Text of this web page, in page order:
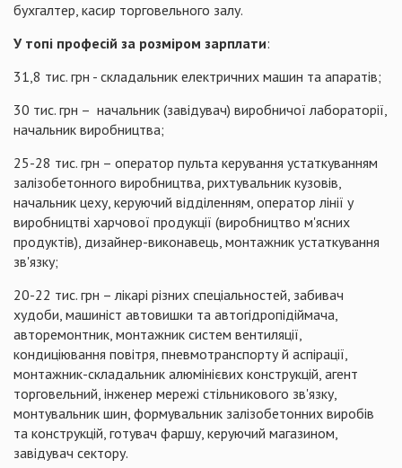
бухгалтер, касир торговельного залу.
У топі професій за розміром зарплати:
31,8 тис. грн - складальник електричних машин та апаратів;
30 тис. грн – начальник (завідувач) виробничої лабораторії,
начальник виробництва;
25-28 тис. грн – оператор пульта керування устаткуванням
залізобетонного виробництва, рихтувальник кузовів,
начальник цеху, керуючий відділенням, оператор лінії у
виробництві харчової продукції (виробництво м'ясних
продуктів), дизайнер-виконавець, монтажник устаткування
зв'язку;
20-22 тис. грн – лікарі різних спеціальностей, забивач
худоби, машиніст автовишки та автогідропідіймача,
авторемонтник, монтажник систем вентиляції,
кондиціювання повітря, пневмотранспорту й аспірації,
монтажник-складальник алюмінієвих конструкцій, агент
торговельний, інженер мережі стільникового зв'язку,
монтувальник шин, формувальник залізобетонних виробів
та конструкцій, готувач фаршу, керуючий магазином,
завідувач сектору.